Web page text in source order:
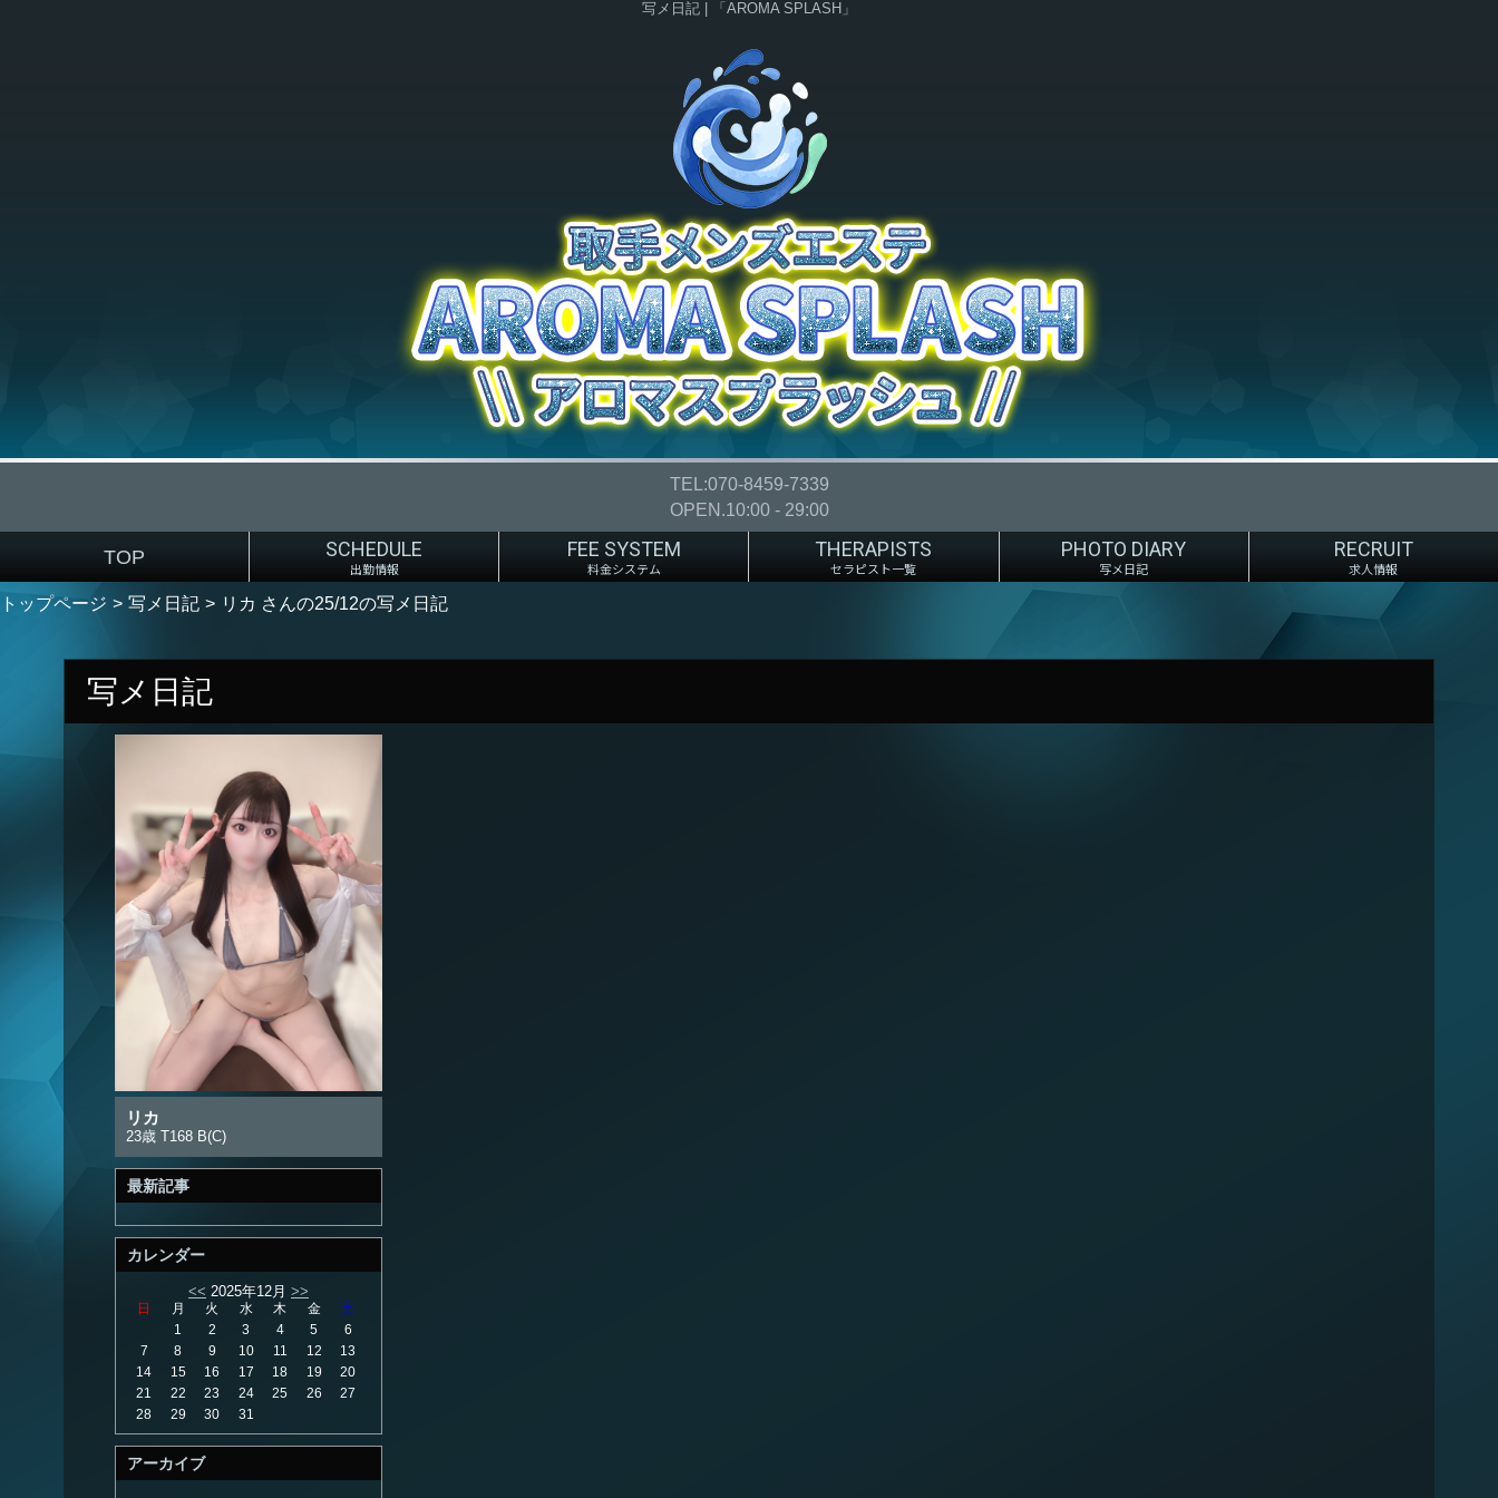
写メ日記 | 「AROMA SPLASH」
TEL:070-8459-7339
OPEN.10:00 - 29:00
TOP SCHEDULE
出勤情報
FEE SYSTEM
料金システム
THERAPISTS
セラピスト一覧
PHOTO DIARY
写メ日記
RECRUIT
求人情報
トップページ 写メ日記 リカ さんの25/12の写メ日記
写メ日記
リカ
23歳 T168 B(C)
最新記事
カレンダー
<< 2025年12月 >>
日 月 火 水 木 金
土
1
2 3 4 5
6
7
8 9 10 11 12
13
14
15 16 17 18 19
20
21
22 23 24 25 26
27
28
29 30 31
アーカイブ